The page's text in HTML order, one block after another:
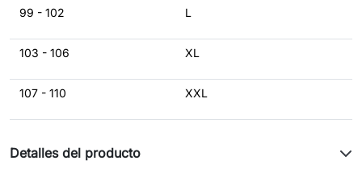
99 - 102 L
103 - 106 XL
107 - 110 XXL
Detalles del producto